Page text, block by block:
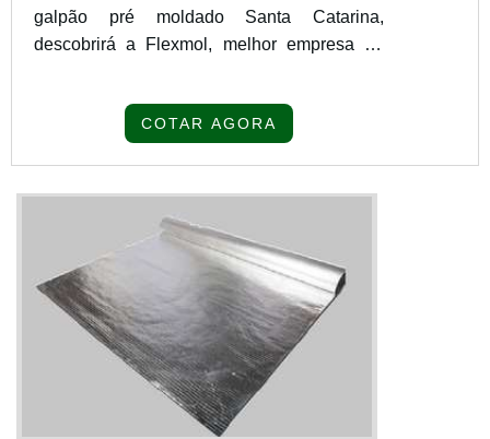
galpão pré moldado Santa Catarina,
descobrirá a Flexmol, melhor empresa do
deve escolher uma organização que se
moldado Santa Catarina, na RF Montagem
de Estruturas Ltda. o clie...
COTAR AGORA